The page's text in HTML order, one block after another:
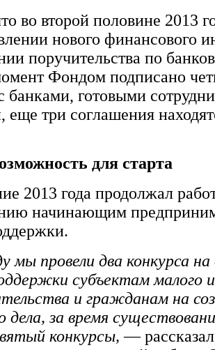
во второй половине 2013
нового финансового
поручительства по
Фондом подписано
банками, готовыми
еще три соглашения
для старта
2013 года продолжал
начинающим
мы провели два конкурса на
субъектам малого и
и гражданам на
дела, за время
конкурсы, —